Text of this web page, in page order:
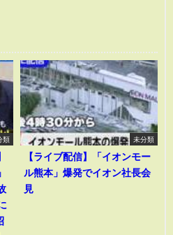
類 未分類
【ライブ配信】「イオンモー
ル熊本」爆発でイオン社長会
見